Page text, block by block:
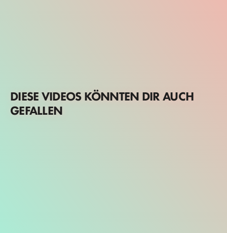
DIESE VIDEOS KÖNNTEN DIR AUCH
GEFALLEN